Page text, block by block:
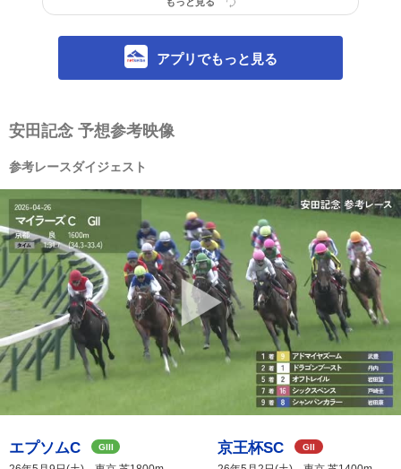
アプリでもっと見る
安田記念 予想参考映像
参考レースダイジェスト
エプソムC GIII 京王杯SC GII